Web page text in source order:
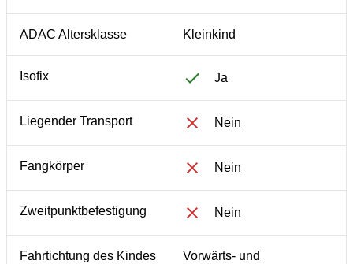
ADAC Altersklasse Kleinkind
Isofix Ja
Liegender Transport Nein
Fangkörper Nein
Zweitpunktbefestigung Nein
Fahrtichtung des Kindes
Vorwärts- und